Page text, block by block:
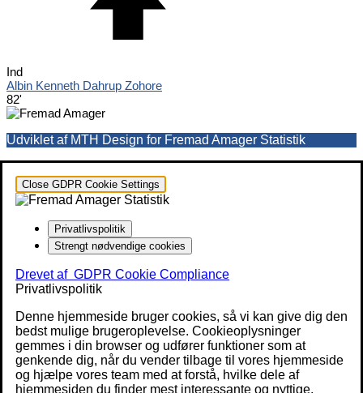
Ind
Albin Kenneth Dahrup Zohore
82'
Udviklet af MTH Design for Fremad Amager Statistik
Close GDPR Cookie Settings
Privatlivspolitik
Strengt nødvendige cookies
Drevet af GDPR Cookie Compliance
Privatlivspolitik
Denne hjemmeside bruger cookies, så vi kan give dig den
bedst mulige brugeroplevelse. Cookieoplysninger
gemmes i din browser og udfører funktioner som at
genkende dig, når du vender tilbage til vores hjemmeside
og hjælpe vores team med at forstå, hvilke dele af
hjemmesiden du finder mest interessante og nyttige.